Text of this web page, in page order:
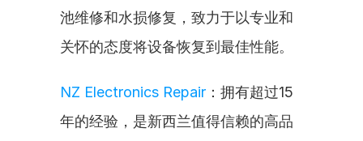
池维修和水损修复，致力于以专业和
关怀的态度将设备恢复到最佳性能。
NZ Electronics Repair ：拥有超过15
年的经验，是新西兰值得信赖的高品